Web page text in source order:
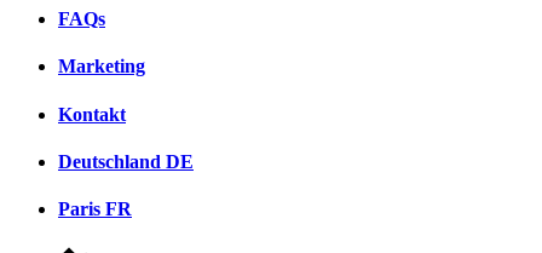
FAQs
Marketing
Kontakt
Deutschland DE
Paris FR